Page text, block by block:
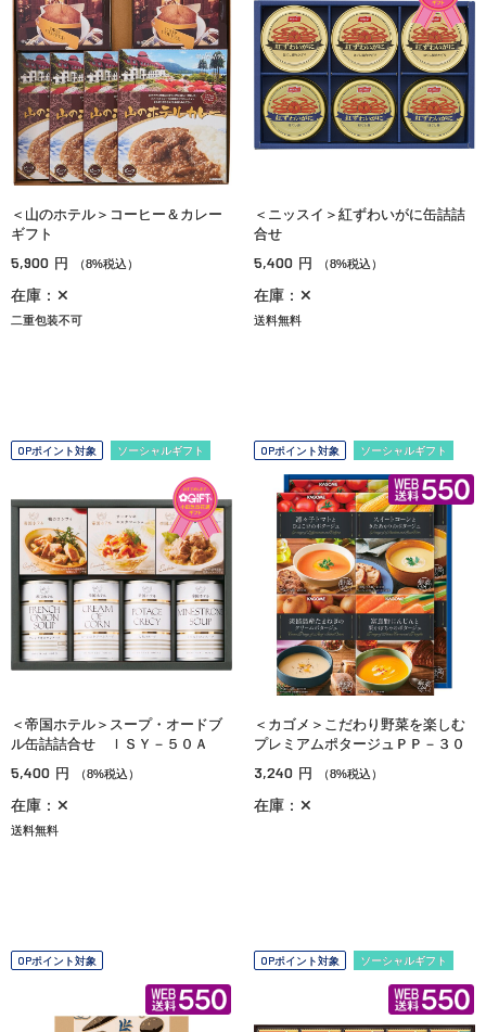
＜山のホテル＞コーヒー＆カレー
ギフト
5,900 円 （8%税込）
在庫：✕
二重包装不可
＜ニッスイ＞紅ずわいがに缶詰詰
合せ
5,400 円 （8%税込）
在庫：✕
送料無料
OPポイント対象 ソーシャルギフト
＜帝国ホテル＞スープ・オードブ
ル缶詰詰合せ ＩＳＹ－５０Ａ
5,400 円 （8%税込）
在庫：✕
送料無料
OPポイント対象 ソーシャルギフト
＜カゴメ＞こだわり野菜を楽しむ
プレミアムポタージュＰＰ－３０
3,240 円 （8%税込）
在庫：✕
OPポイント対象 OPポイント対象 ソーシャルギフト